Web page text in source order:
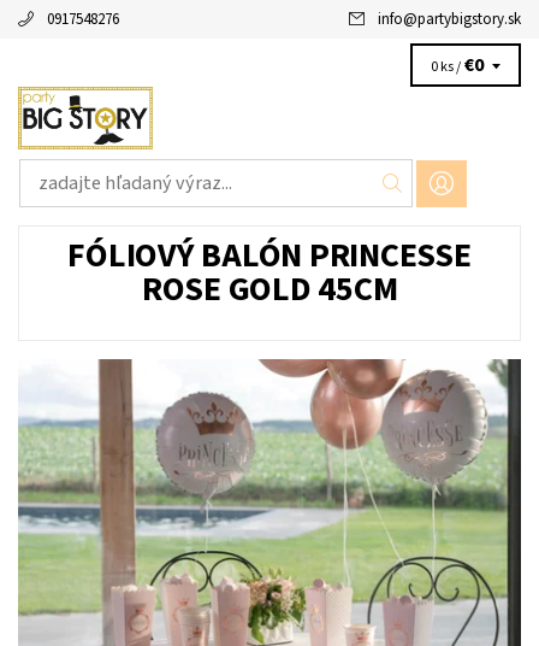
0917548276 info@partybigstory.sk
0 ks /€0
FÓLIOVÝ BALÓN PRINCESSE
ROSE GOLD 45CM